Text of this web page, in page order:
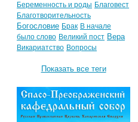
Беременность и роды Благовест
Благотворительность
Богословие Брак В начале
было слово Великий пост Вера
Викариатство Вопросы
Показать все теги